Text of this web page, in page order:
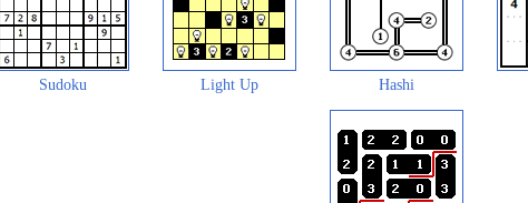
Sudoku Light Up Hashi